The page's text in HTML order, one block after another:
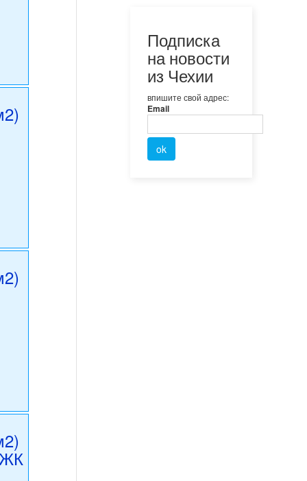
ЖК
Подписка
на новости
из Чехии
впишите свой адрес:
Email